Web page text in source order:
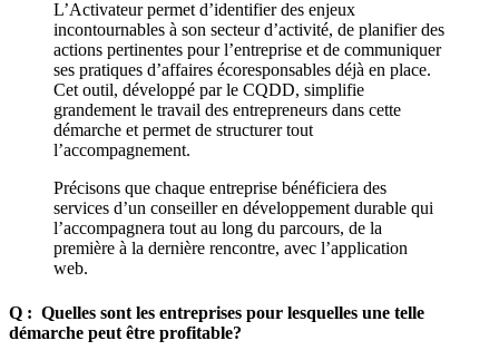
L’Activateur permet d’identifier des enjeux
incontournables à son secteur d’activité, de planifier des
actions pertinentes pour l’entreprise et de communiquer
ses pratiques d’affaires écoresponsables déjà en place.
Cet outil, développé par le CQDD, simplifie
grandement le travail des entrepreneurs dans cette
démarche et permet de structurer tout
l’accompagnement.
Précisons que chaque entreprise bénéficiera des
services d’un conseiller en développement durable qui
l’accompagnera tout au long du parcours, de la
première à la dernière rencontre, avec l’application
web.
Q : Quelles sont les entreprises pour lesquelles une telle
démarche peut être profitable?